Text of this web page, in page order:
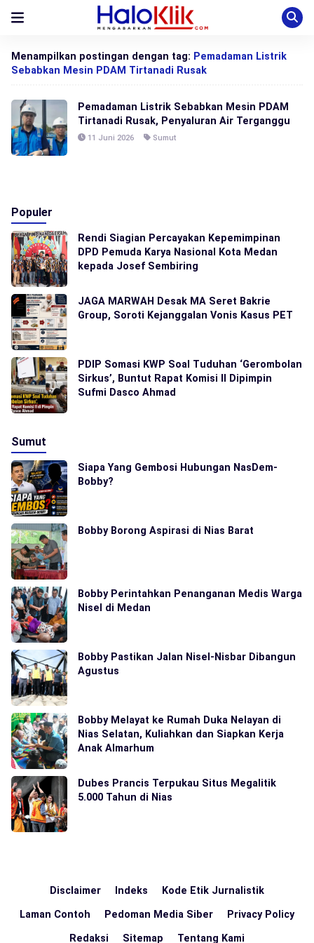
Menampilkan postingan dengan tag: Pemadaman Listrik
Sebabkan Mesin PDAM Tirtanadi Rusak
Pemadaman Listrik Sebabkan Mesin PDAM
Tirtanadi Rusak, Penyaluran Air Terganggu
11 Juni 2026 Sumut
Populer
Rendi Siagian Percayakan Kepemimpinan
DPD Pemuda Karya Nasional Kota Medan
kepada Josef Sembiring
JAGA MARWAH Desak MA Seret Bakrie
Group, Soroti Kejanggalan Vonis Kasus PET
PDIP Somasi KWP Soal Tuduhan ‘Gerombolan
Sirkus’, Buntut Rapat Komisi II Dipimpin
Sufmi Dasco Ahmad
Sumut
Siapa Yang Gembosi Hubungan NasDem-
Bobby?
Bobby Borong Aspirasi di Nias Barat
Bobby Perintahkan Penanganan Medis Warga
Nisel di Medan
Bobby Pastikan Jalan Nisel-Nisbar Dibangun
Agustus
Bobby Melayat ke Rumah Duka Nelayan di
Nias Selatan, Kuliahkan dan Siapkan Kerja
Anak Almarhum
Dubes Prancis Terpukau Situs Megalitik
5.000 Tahun di Nias
Disclaimer Indeks Kode Etik Jurnalistik
Laman Contoh Pedoman Media Siber Privacy Policy
Redaksi Sitemap Tentang Kami